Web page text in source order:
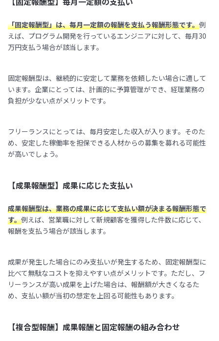
「固定報酬型」は、毎月一定額の報酬を支払う報酬形態です。例
えば、プログラム開発を行っているエンジニアに対して、毎月30
万円支払う場合が該当します。
固定報酬型は、継続的に安定して業務を依頼したい場合に適して
います。企業にとっては、計画的に予算管理ができ、経理業務の
負担が少ない点がメリットです。
フリーランスにとっては、毎月安定した収入が入ります。そのた
め、安定した稼働率を担保できる人材からの募集を募れる可能性
が高いでしょう。
【成果報酬型】成果に応じた支払い
成果報酬型は、業務の成果に応じて支払い額が決まる報酬形態で
す。例えば、営業職に対して新規顧客を獲得した件数に応じて、
報酬を支払う場合が該当します。
成果が発生した場合にのみ支払いが発生するため、固定報酬型に
比べて無駄なコストを抑えやすい点がメリットです。ただし、フ
リーランスが高い成果を上げた場合は、報酬額が大きくなるた
め、支払い額が当初の想定を上回る可能性もあります。
【複合型報酬】成果報酬と固定報酬の組み合わせ